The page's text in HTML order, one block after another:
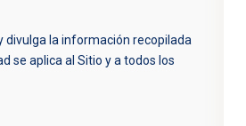
divulga la información recopilada
se aplica al Sitio y a todos los